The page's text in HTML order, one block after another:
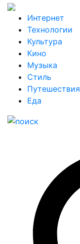
Интернет
Технологии
Культура
Кино
Музыка
Стиль
Путешествия
Еда